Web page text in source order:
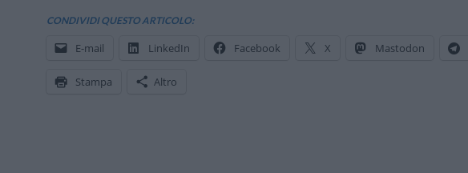
CONDIVIDI QUESTO ARTICOLO:
E-mail LinkedIn Facebook X Mastodon
Stampa Altro